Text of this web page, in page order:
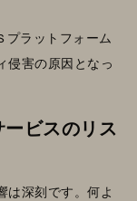
プラットフォーム
侵害の原因となっ
ビスのリス
は深刻です。何よ